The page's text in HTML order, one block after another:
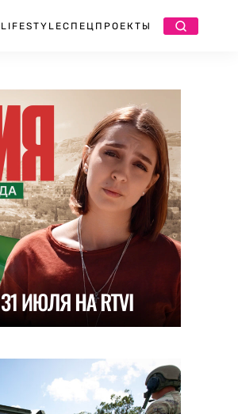
LIFESTYLEСПЕЦПРОЕКТЫ